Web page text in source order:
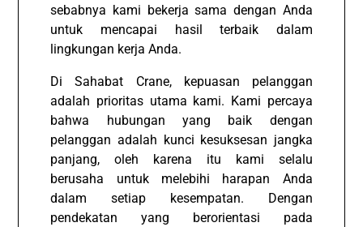
sebabnya kami bekerja sama dengan Anda
untuk mencapai hasil terbaik dalam
lingkungan kerja Anda.
Di Sahabat Crane, kepuasan pelanggan
adalah prioritas utama kami. Kami percaya
bahwa hubungan yang baik dengan
pelanggan adalah kunci kesuksesan jangka
panjang, oleh karena itu kami selalu
berusaha untuk melebihi harapan Anda
dalam setiap kesempatan. Dengan
pendekatan yang berorientasi pada